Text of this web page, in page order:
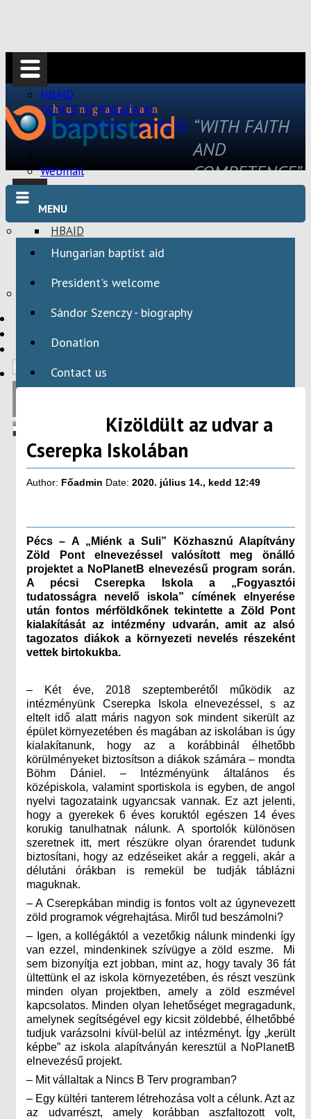
HBAID
DOMESTIC PROGRAMS
INTERNATIONAL PROGRAMS
Webmail
HBAID
DOMESTIC PROGRAMS
HBAID
INTERNATIONAL PROGRAMS
“WITH FAITH
AND
COMPETENCE”
MENU
Hungarian baptist aid
President's welcome
Sándor Szenczy - biography
Donation
Contact us
Kizöldült az udvar a
Cserepka Iskolában
Author: Főadmin Date: 2020. július 14., kedd 12:49
Pécs – A „Miénk a Suli” Közhasznú Alapítvány
Zöld Pont elnevezéssel valósított meg önálló
projektet a NoPlanetB elnevezésű program során.
A pécsi Cserepka Iskola a „Fogyasztói
tudatosságra nevelő iskola” címének elnyerése
után fontos mérföldkőnek tekintette a Zöld Pont
kialakítását az intézmény udvarán, amit az alsó
tagozatos diákok a környezeti nevelés részeként
vettek birtokukba.
– Két éve, 2018 szeptemberétől működik az
intézményünk Cserepka Iskola elnevezéssel, s az
eltelt idő alatt máris nagyon sok mindent sikerült az
épület környezetében és magában az iskolában is úgy
kialakítanunk, hogy az a korábbinál élhetőbb
körülményeket biztosítson a diákok számára – mondta
Böhm Dániel. – Intézményünk általános és
középiskola, valamint sportiskola is egyben, de angol
nyelvi tagozataink ugyancsak vannak. Ez azt jelenti,
hogy a gyerekek 6 éves koruktól egészen 14 éves
korukig tanulhatnak nálunk. A sportolók különösen
szeretnek itt, mert részükre olyan órarendet tudunk
biztosítani, hogy az edzéseiket akár a reggeli, akár a
délutáni órákban is remekül be tudják táblázni
maguknak.
– A Cserepkában mindig is fontos volt az úgynevezett
zöld programok végrehajtása. Miről tud beszámolni?
– Igen, a kollégáktól a vezetőkig nálunk mindenki így
van ezzel, mindenkinek szívügye a zöld eszme. Mi
sem bizonyítja ezt jobban, mint az, hogy tavaly 36 fát
ültettünk el az iskola környezetében, és részt veszünk
minden olyan projektben, amely a zöld eszmével
kapcsolatos. Minden olyan lehetőséget megragadunk,
amelynek segítségével egy kicsit zöldebbé, élhetőbbé
tudjuk varázsolni kívül-belül az intézményt. Így „került
képbe” az iskola alapítványán keresztül a NoPlanetB
elnevezésű projekt.
– Mit vállaltak a Nincs B Terv programban?
– Egy kültéri tanterem létrehozása volt a célunk. Azt az
az udvarrészt, amely korábban aszfaltozott volt,